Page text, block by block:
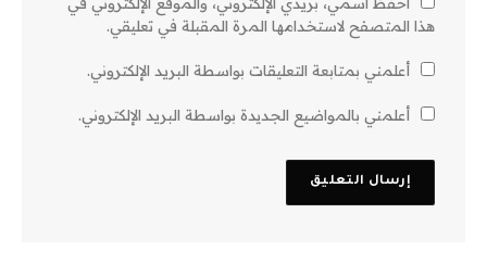
هذا المتصفح لاستخدامها المرة المقبلة في تعليقي.
أعلمني بمتابعة التعليقات بواسطة البريد الإلكتروني.
أعلمني بالمواضيع الجديدة بواسطة البريد الإلكتروني.